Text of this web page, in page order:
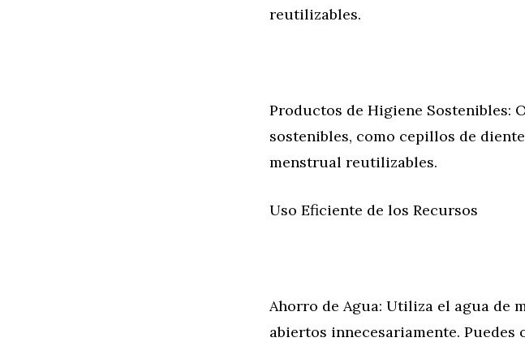
reutilizables.
Productos de Higiene Sostenibles:
sostenibles, como cepillos de
menstrual reutilizables.
Uso Eficiente de los Recursos
Ahorro de Agua: Utiliza el agua de
abiertos innecesariamente.